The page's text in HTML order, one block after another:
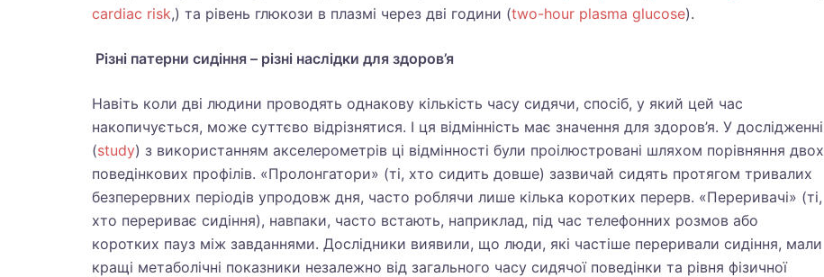
cardiac risk,) та рівень глюкози в плазмі через дві години (two-hour plasma glucose).
Різні патерни сидіння – різні наслідки для здоров’я
Навіть коли дві людини проводять однакову кількість часу сидячи, спосіб, у який цей час
накопичується, може суттєво відрізнятися. І ця відмінність має значення для здоров’я. У дослідженні
(study) з використанням акселерометрів ці відмінності були проілюстровані шляхом порівняння двох
поведінкових профілів. «Пролонгатори» (ті, хто сидить довше) зазвичай сидять протягом тривалих
безперервних періодів упродовж дня, часто роблячи лише кілька коротких перерв. «Переривачі» (ті,
хто перериває сидіння), навпаки, часто встають, наприклад, під час телефонних розмов або
коротких пауз між завданнями. Дослідники виявили, що люди, які частіше переривали сидіння, мали
кращі метаболічні показники незалежно від загального часу сидячої поведінки та рівня фізичної